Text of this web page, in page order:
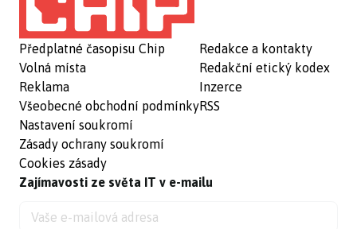
Předplatné časopisu Chip
Volná místa
Reklama
Všeobecné obchodní podmínky
Nastavení soukromí
Zásady ochrany soukromí
Cookies zásady
Redakce a kontakty
Redakční etický kodex
Inzerce
RSS
Zajímavosti ze světa IT v e-mailu